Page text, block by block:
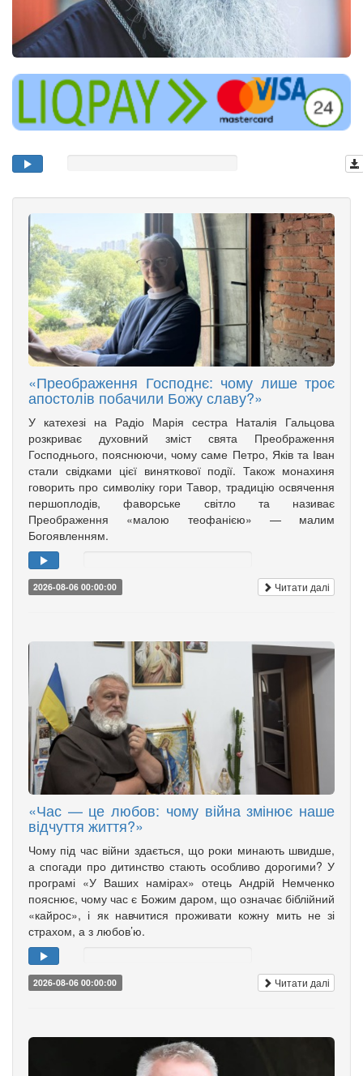
«Преображення Господнє: чому лише троє
апостолів побачили Божу славу?»
У катехезі на Радіо Марія сестра Наталія Гальцова
розкриває духовний зміст свята Преображення
Господнього, пояснюючи, чому саме Петро, Яків та Іван
стали свідками цієї виняткової події. Також монахиня
говорить про символіку гори Тавор, традицію освячення
першоплодів, фаворське світло та називає
Преображення «малою теофанією» — малим
Богоявленням.
2026-08-06 00:00:00 Читати далі
«Час — це любов: чому війна змінює наше
відчуття життя?»
Чому під час війни здається, що роки минають швидше,
а спогади про дитинство стають особливо дорогими? У
програмі «У Ваших намірах» отець Андрій Немченко
пояснює, чому час є Божим даром, що означає біблійний
«кайрос», і як навчитися проживати кожну мить не зі
страхом, а з любов’ю.
2026-08-06 00:00:00 Читати далі